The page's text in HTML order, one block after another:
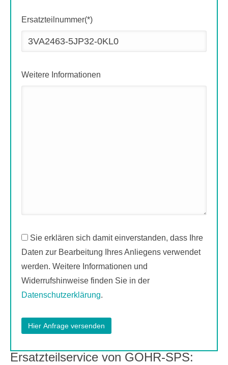
Ersatzteilnummer(*)
Weitere Informationen
Sie erklären sich damit einverstanden, dass Ihre
Daten zur Bearbeitung Ihres Anliegens verwendet
werden. Weitere Informationen und
Widerrufshinweise finden Sie in der
Datenschutzerklärung.
Ersatzteilservice von GOHR-SPS: